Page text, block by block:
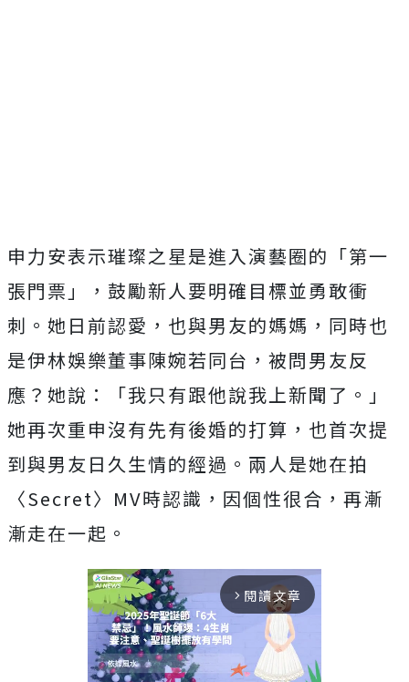
申力安表示璀璨之星是進入演藝圈的「第一
張門票」，鼓勵新人要明確目標並勇敢衝
刺。她日前認愛，也與男友的媽媽，同時也
是伊林娛樂董事陳婉若同台，被問男友反
應？她說：「我只有跟他說我上新聞了。」
她再次重申沒有先有後婚的打算，也首次提
到與男友日久生情的經過。兩人是她在拍
〈Secret〉MV時認識，因個性很合，再漸
漸走在一起。
arrow_forward_ios 閱讀文章